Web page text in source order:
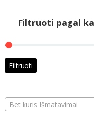
Filtruoti pagal
Filtruoti
Bet kuris Išmatavimai